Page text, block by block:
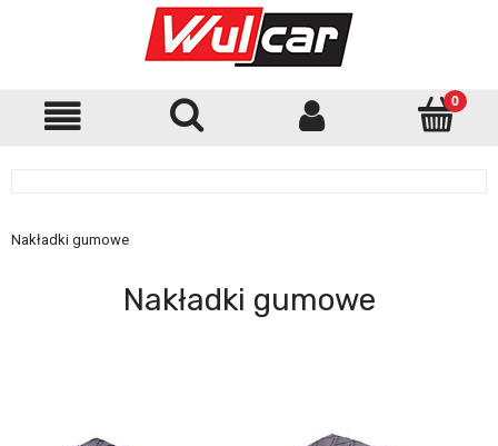
Nakładki gumowe
Nakładki gumowe